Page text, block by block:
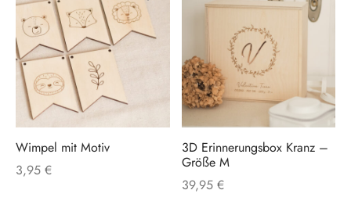
Wimpel mit Motiv
3,95 €
Dieses
mehrere
Varianten
auf.
Die
3D Erinnerungsbox Kranz –
Größe M
39,95 €